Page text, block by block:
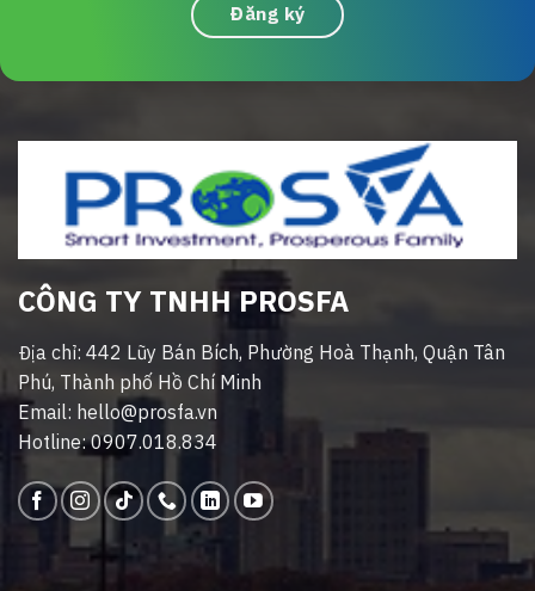
Đăng ký
CÔNG TY TNHH PROSFA
Địa chỉ: 442 Lũy Bán Bích, Phường Hoà Thạnh, Quận Tân
Phú, Thành phố Hồ Chí Minh
Email: hello@prosfa.vn
Hotline: 0907.018.834